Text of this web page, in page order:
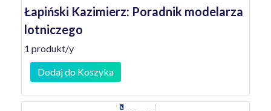
Łapiński Kazimierz: Poradnik modelarza
lotniczego
1 produkt/y
Dodaj do Koszyka